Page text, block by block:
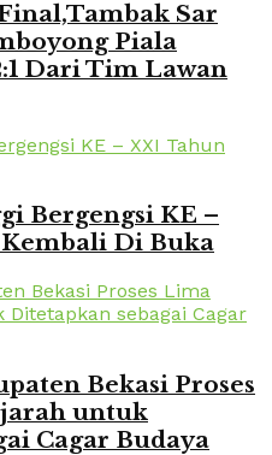
Sar
Piala
Dari Tim Lawan
Bergengsi KE –
Di Buka
Bekasi Proses
untuk
Cagar Budaya